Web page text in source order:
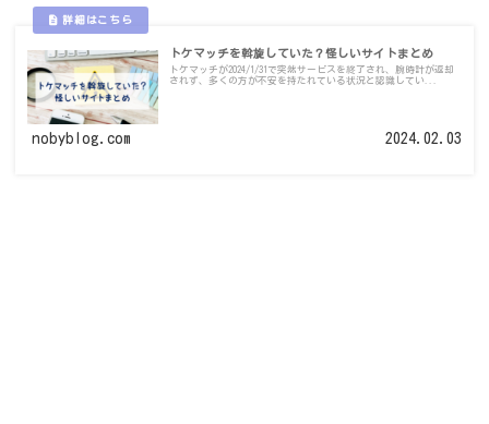
トケマッチを斡旋していた？怪しいサイトまとめ
トケマッチが2024/1/31で突然サービスを終了され、腕時計が返却
されず、多くの方が不安を持たれている状況と認識してい...
nobyblog.com 2024.02.03